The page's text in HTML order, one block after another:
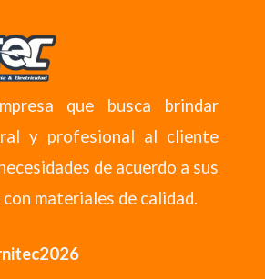
que busca brindar
y profesional al cliente
de acuerdo a sus
materiales de calidad.